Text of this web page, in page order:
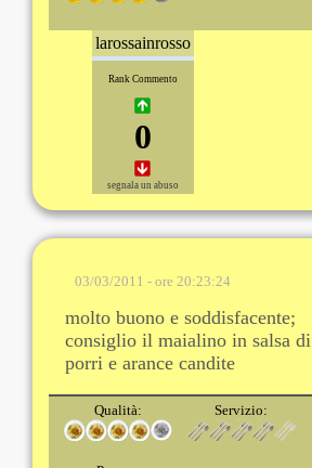
larossainrosso
Rank Commento
0
segnala un abuso
03/03/2011 - ore 20:23:24
molto buono e soddisfacente;
consiglio il maialino in salsa di
porri e arance candite
Qualità: Servizio: